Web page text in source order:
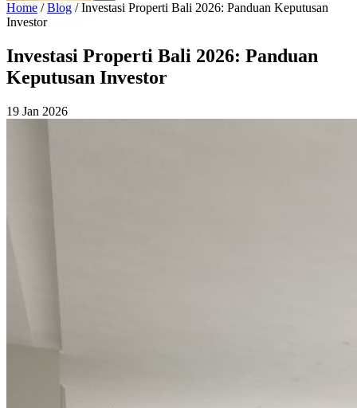
Home /Blog /Investasi Properti Bali 2026: Panduan Keputusan
Investor
Investasi Properti Bali 2026: Panduan
Keputusan Investor
19 Jan 2026